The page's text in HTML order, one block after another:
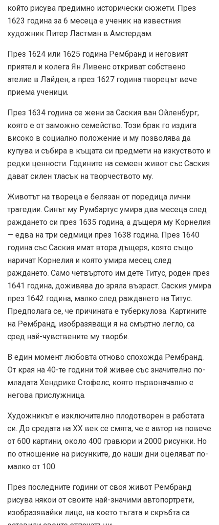
който рисува предимно исторически сюжети. През
1623 година за 6 месеца е ученик на известния
художник Питер Ластман в Амстердам.
През 1624 или 1625 година Рембранд и неговият
приятел и колега Ян Ливенс откриват собствено
ателие в Лайден, а през 1627 година творецът вече
приема ученици.
През 1634 година се жени за Саския ван Ойленбург,
която е от заможно семейство. Този брак го издига
високо в социално положение и му позволява да
купува и събира в къщата си предмети на изкуството и
редки ценности. Годините на семеен живот със Саския
дават силен тласък на творчеството му.
Животът на твореца е белязан от поредица лични
трагедии. Синът му Румбартус умира два месеца след
раждането си през 1635 година, а дъщеря му Корнелия
— едва на три седмици през 1638 година. През 1640
година със Саския имат втора дъщеря, която също
наричат Корнелия и която умира месец след
раждането. Само четвъртото им дете Титус, роден през
1641 година, доживява до зряла възраст. Саския умира
през 1642 година, малко след раждането на Титус.
Предполага се, че причината е туберкулоза. Картините
на Рембранд, изобразяващи я на смъртно легло, са
сред най-чувствените му творби.
В един момент любовта отново спохожда Рембранд.
От края на 40-те години той живее със значително по-
младата Хендрике Стофелс, която първоначално е
негова прислужница.
Художникът е изключително плодотворен в работата
си. До средата на XX век се смята, че е автор на повече
от 600 картини, около 400 гравюри и 2000 рисунки. Но
по отношение на рисунките, до наши дни оцеляват по-
малко от 100.
През последните години от своя живот Рембранд
рисува някои от своите най-значими автопортрети,
изобразявайки лице, на което тъгата и скръбта са